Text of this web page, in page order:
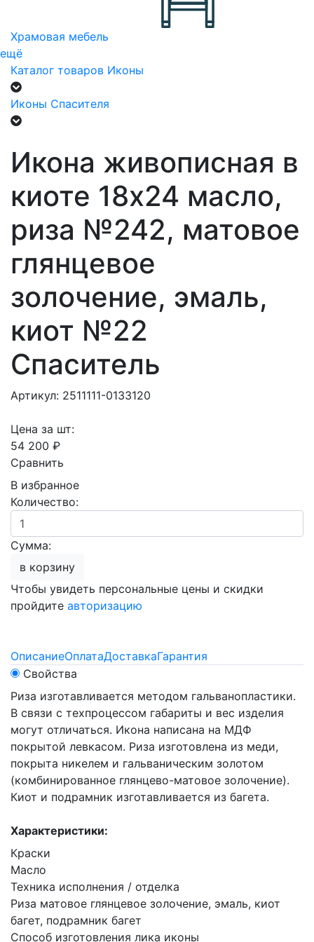
Храмовая мебель
ещё
Каталог товаров Иконы
Иконы Спасителя
Икона живописная в
киоте 18х24 масло,
риза №242, матовое
глянцевое
золочение, эмаль,
киот №22
Спаситель
Артикул: 2511111-0133120
Цена за шт:
54 200 ₽
Сравнить
В избранное
Количество:
Сумма:
в корзину
Чтобы увидеть персональные цены и скидки
пройдите авторизацию
ОписаниеОплатаДоставкаГарантия
Свойства
Риза изготавливается методом гальванопластики.
В связи с техпроцессом габариты и вес изделия
могут отличаться. Икона написана на МДФ
покрытой левкасом. Риза изготовлена из меди,
покрыта никелем и гальваническим золотом
(комбинированное глянцево-матовое золочение).
Киот и подрамник изготавливается из багета.
Характеристики:
Краски
Масло
Техника исполнения / отделка
Риза матовое глянцевое золочение, эмаль, киот
багет, подрамник багет
Способ изготовления лика иконы